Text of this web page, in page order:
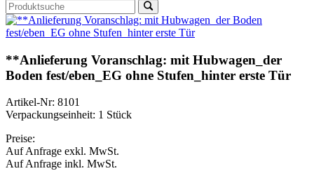
**Anlieferung Voranschlag: mit Hubwagen_der
Boden fest/eben_EG ohne Stufen_hinter erste Tür
Artikel-Nr: 8101
Verpackungseinheit: 1 Stück
Preise:
Auf Anfrage exkl. MwSt.
Auf Anfrage inkl. MwSt.